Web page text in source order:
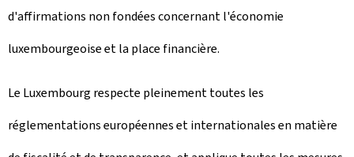
d'affirmations non fondées concernant l'économie
luxembourgeoise et la place financière.
Le Luxembourg respecte pleinement toutes les
réglementations européennes et internationales en matière